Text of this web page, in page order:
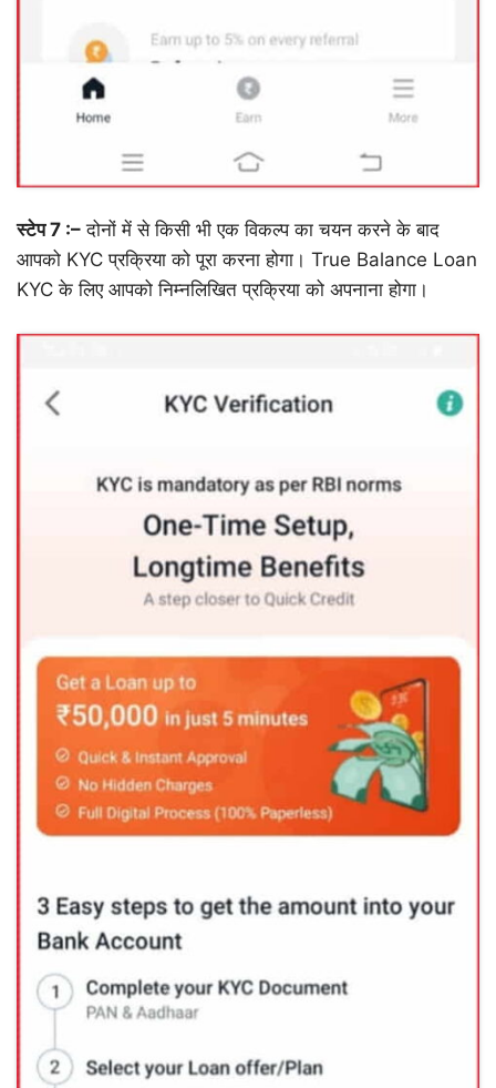
स्टेप 7 :– दोनों में से किसी भी एक विकल्प का चयन करने के बाद
आपको KYC प्रक्रिया को पूरा करना होगा। True Balance Loan
KYC के लिए आपको निम्नलिखित प्रक्रिया को अपनाना होगा।